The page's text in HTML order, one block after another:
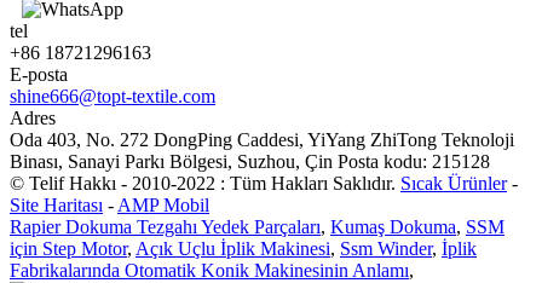
tel
+86 18721296163
E-posta
shine666@topt-textile.com
Adres
Oda 403, No. 272 ​​DongPing Caddesi, YiYang ZhiTong Teknoloji
Binası, Sanayi Parkı Bölgesi, Suzhou, Çin Posta kodu: 215128
© Telif Hakkı - 2010-2022 : Tüm Hakları Saklıdır. Sıcak Ürünler-
Site Haritası - AMP Mobil
Rapier Dokuma Tezgahı Yedek Parçaları, Kumaş Dokuma, SSM
için Step Motor, Açık Uçlu İplik Makinesi, Ssm Winder, İplik
Fabrikalarında Otomatik Konik Makinesinin Anlamı,